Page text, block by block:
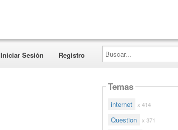
Iniciar Sesión Registro
Buscar...
Temas
internet x 414
Question x 371